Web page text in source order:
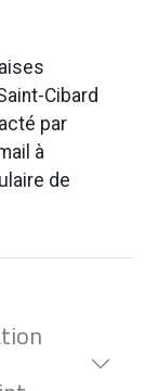
Cibard
par
à
de